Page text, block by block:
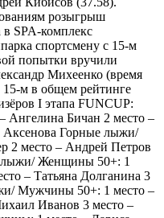
розыгрыш
в SPA-комплекс
спортсмену с 15-м
попытки вручили
Михеенко (время
15-м в общем рейтинге
I этапа FUNCUP:
Бичан 2 место –
Аксенова Горные лыжи/
2 место – Андрей Петров
лыжи/ Женщины 50+: 1
– Татьяна Долганина 3
Мужчины 50+: 1 место –
Иванов 3 место –